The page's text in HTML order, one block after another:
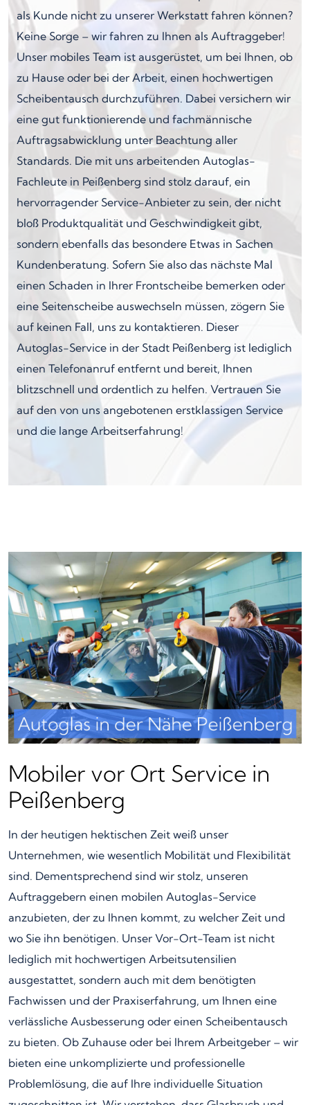
als Kunde nicht zu unserer Werkstatt fahren können?
Keine Sorge – wir fahren zu Ihnen als Auftraggeber!
Unser mobiles Team ist ausgerüstet, um bei Ihnen, ob
zu Hause oder bei der Arbeit, einen hochwertigen
Scheibentausch durchzuführen. Dabei versichern wir
eine gut funktionierende und fachmännische
Auftragsabwicklung unter Beachtung aller
Standards. Die mit uns arbeitenden Autoglas-
Fachleute in Peißenberg sind stolz darauf, ein
hervorragender Service-Anbieter zu sein, der nicht
bloß Produktqualität und Geschwindigkeit gibt,
sondern ebenfalls das besondere Etwas in Sachen
Kundenberatung. Sofern Sie also das nächste Mal
einen Schaden in Ihrer Frontscheibe bemerken oder
eine Seitenscheibe auswechseln müssen, zögern Sie
auf keinen Fall, uns zu kontaktieren. Dieser
Autoglas-Service in der Stadt Peißenberg ist lediglich
einen Telefonanruf entfernt und bereit, Ihnen
blitzschnell und ordentlich zu helfen. Vertrauen Sie
auf den von uns angebotenen erstklassigen Service
und die lange Arbeitserfahrung!
Mobiler vor Ort Service in
Peißenberg
In der heutigen hektischen Zeit weiß unser
Unternehmen, wie wesentlich Mobilität und Flexibilität
sind. Dementsprechend sind wir stolz, unseren
Auftraggebern einen mobilen Autoglas-Service
anzubieten, der zu Ihnen kommt, zu welcher Zeit und
wo Sie ihn benötigen. Unser Vor-Ort-Team ist nicht
lediglich mit hochwertigen Arbeitsutensilien
ausgestattet, sondern auch mit dem benötigten
Fachwissen und der Praxiserfahrung, um Ihnen eine
verlässliche Ausbesserung oder einen Scheibentausch
zu bieten. Ob Zuhause oder bei Ihrem Arbeitgeber – wir
bieten eine unkomplizierte und professionelle
Problemlösung, die auf Ihre individuelle Situation